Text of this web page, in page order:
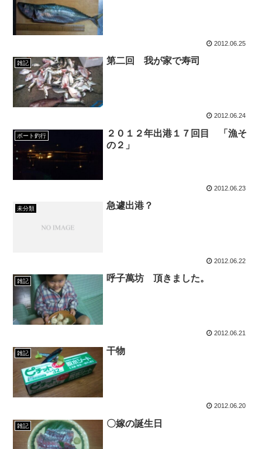
2012.06.25
雑記 第二回 我が家で寿司
2012.06.24
ボート釣行
２０１２年出港１７回目 「漁そ
の２」
2012.06.23
未分類 急遽出港？
2012.06.22
雑記 呼子萬坊 頂きました。
2012.06.21
雑記 干物
2012.06.20
雑記 〇嫁の誕生日